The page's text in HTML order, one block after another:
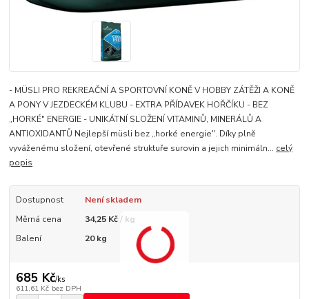
- MÜSLI PRO REKREAČNÍ A SPORTOVNÍ KONĚ V HOBBY ZÁTĚŽI A KONĚ
A PONY V JEZDECKÉM KLUBU - EXTRA PŘÍDAVEK HOŘČÍKU - BEZ
„HORKÉ" ENERGIE - UNIKÁTNÍ SLOŽENÍ VITAMINŮ, MINERÁLŮ A
ANTIOXIDANTŮ Nejlepší müsli bez „horké energie". Díky plně
vyváženému složení, otevřené struktuře surovin a jejich minimáln... celý
popis
Dostupnost
Není skladem
Měrná cena
34,25 Kč / kg
Balení
20 kg
685 Kč/ks
611,61 Kč bez DPH